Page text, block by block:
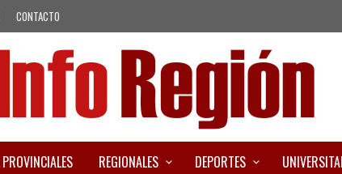
CONTACTO
PROVINCIALES REGIONALES DEPORTES